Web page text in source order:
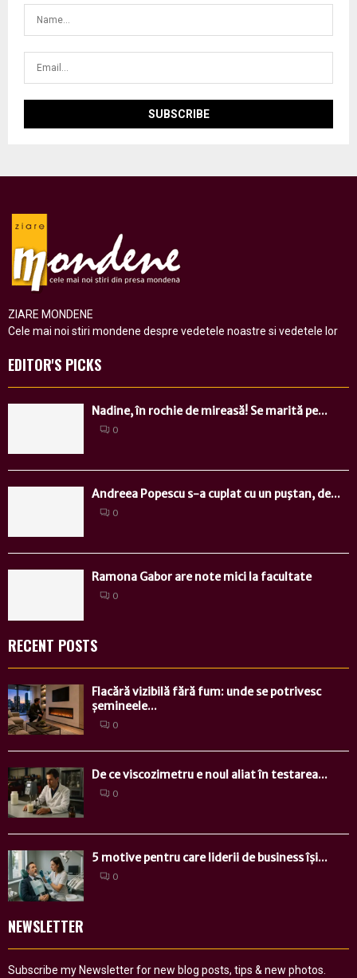
ZIARE MONDENE
Cele mai noi stiri mondene despre vedetele noastre si vedetele lor
EDITOR'S PICKS
Nadine, în rochie de mireasă! Se marită pe...
0
Andreea Popescu s-a cuplat cu un puştan, de...
0
Ramona Gabor are note mici la facultate
0
RECENT POSTS
Flacără vizibilă fără fum: unde se potrivesc
șemineele...
0
De ce viscozimetru e noul aliat în testarea...
0
5 motive pentru care liderii de business își...
0
NEWSLETTER
Subscribe my Newsletter for new blog posts, tips & new photos.